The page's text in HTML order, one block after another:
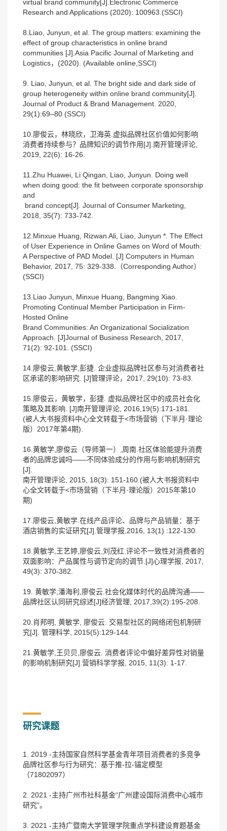
virtual brand community[J].Electronic Commerce
Research and Applications (2020): 100963.(SSCI)
8.Liao, Junyun, et al. The group matters: examining the
effect of group characteristics in online brand
communities [J].Asia Pacific Journal of Marketing and
Logistics，(2020). (Available online,SSCI)
9. Liao, Junyun, et al. The bright side and dark side of
group heterogeneity within online brand community[J].
Journal of Product & Brand Management. 2020,
29(1):69–80 (SSCI)
10.廖俊云，林晓欣，卫海英.虚拟品牌社区价值如何影响
消费者持续参与？品牌知识的调节作用[J].南开管理评论,
2019, 22(6): 16-26.
11.Zhu Huawei, Li Qingan, Liao, Junyun. Doing well
when doing good: the fit between corporate sponsorship
and
brand concept[J]. Journal of Consumer Marketing,
2018, 35(7): 733-742.
12.Minxue Huang, Rizwan Ali, Liao, Junyun *. The Effect
of User Experience in Online Games on Word of Mouth:
A Perspective of PAD Model. [J] Computers in Human
Behavior, 2017, 75: 329-338.（Corresponding Author）
(SSCI)
13.Liao Junyun, Minxue Huang, Bangming Xiao.
Promoting Continual Member Participation in Firm-
Hosted Online
Brand Communities: An Organizational Socialization
Approach. [J]Journal of Business Research, 2017,
71(2): 92-101. (SSCI)
14.廖俊云,黄敏学,彭捷. 企业虚拟品牌社区参与对消费者社
区承诺的影响研究. [J]管理评论，2017, 29(10): 73-83.
15.廖俊云，黄敏学，彭捷. 虚拟品牌社区中的成员社会化
策略及其影响. [J]南开管理评论, 2016,19(5):171-181.
(被人大书报资料中心全文转载于<市场营销（下半月·理论
版）2017年第4期).
16.黄敏学,廖俊云（导师第一）,周南.社区体验能提升消费
者的品牌忠诚吗——不同体验成分的作用与影响机制研究
[J].
南开管理评论, 2015, 18(3): 151-160.(被人大书报资料中
心全文转载于<市场营销（下半月·理论版）2015年第10
期)
17.廖俊云,黄敏学.在线产品评论、品牌与产品销量：基于
酒店销售的实证研究[J].管理学报,2016, 13(1) :122-130.
18.黄敏学,王艺婷,廖俊云,刘茂红.评论不一致性对消费者的
双面影响：产品属性与调节定向的调节.[J]心理学报, 2017,
49(3): 370-382.
19. 黄敏学,潘海利,廖俊云.社会化媒体时代的品牌沟通——
品牌社区认同研究综述[J]经济管理, 2017,39(2):195-208.
20.肖邦明, 黄敏学, 廖俊云. 交易型社区的网络闭包机制研
究[J]. 管理科学, 2015(5):129-144.
21.黄敏学,王贝贝,廖俊云. 消费者评论中偏好差异性对销量
的影响机制研究[J].营销科学学报, 2015, 11(3): 1-17.
研究课题
1. 2019 -主持国家自然科学基金青年项目消费者的多竞争
品牌社区参与行为研究：基于推-拉-锚定模型
（71802097）
2. 2021 -主持广州市社科基金“广州建设国际消费中心城市
研究”。
3. 2021 -主持广暨南大学管理学院重点学科建设育题基金